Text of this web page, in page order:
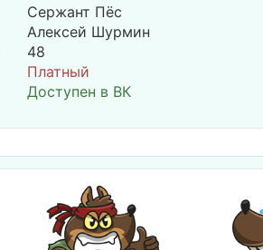
Сержант Пёс
Алексей Шурмин
48
Платный
Доступен в ВК